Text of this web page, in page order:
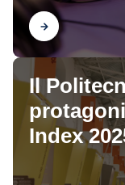
Scopri
Il
Index